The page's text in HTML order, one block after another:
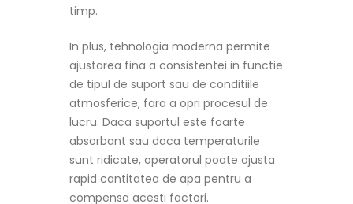
timp.
In plus, tehnologia moderna permite
ajustarea fina a consistentei in functie
de tipul de suport sau de conditiile
atmosferice, fara a opri procesul de
lucru. Daca suportul este foarte
absorbant sau daca temperaturile
sunt ridicate, operatorul poate ajusta
rapid cantitatea de apa pentru a
compensa acesti factori.